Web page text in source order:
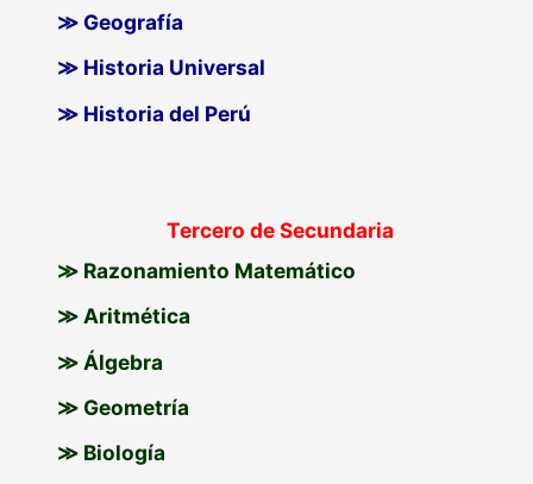
≫ Geografía
≫ Historia Universal
≫ Historia del Perú
Tercero de Secundaria
≫ Razonamiento Matemático
≫ Aritmética
≫ Álgebra
≫ Geometría
≫ Biología